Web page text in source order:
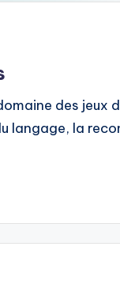
des jeux
langage, la